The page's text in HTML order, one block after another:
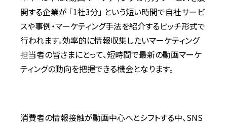
開する企業が 「1社3分」 という短い時間で自社サービ
スや事例・マーケティング手法を紹介するピッチ形式で
行われます。効率的に情報収集したいマーケティング
担当者の皆さまにとって、短時間で最新の動画マーケ
ティングの動向を把握できる機会となります。
消費者の情報接触が動画中心へとシフトする中、SNS